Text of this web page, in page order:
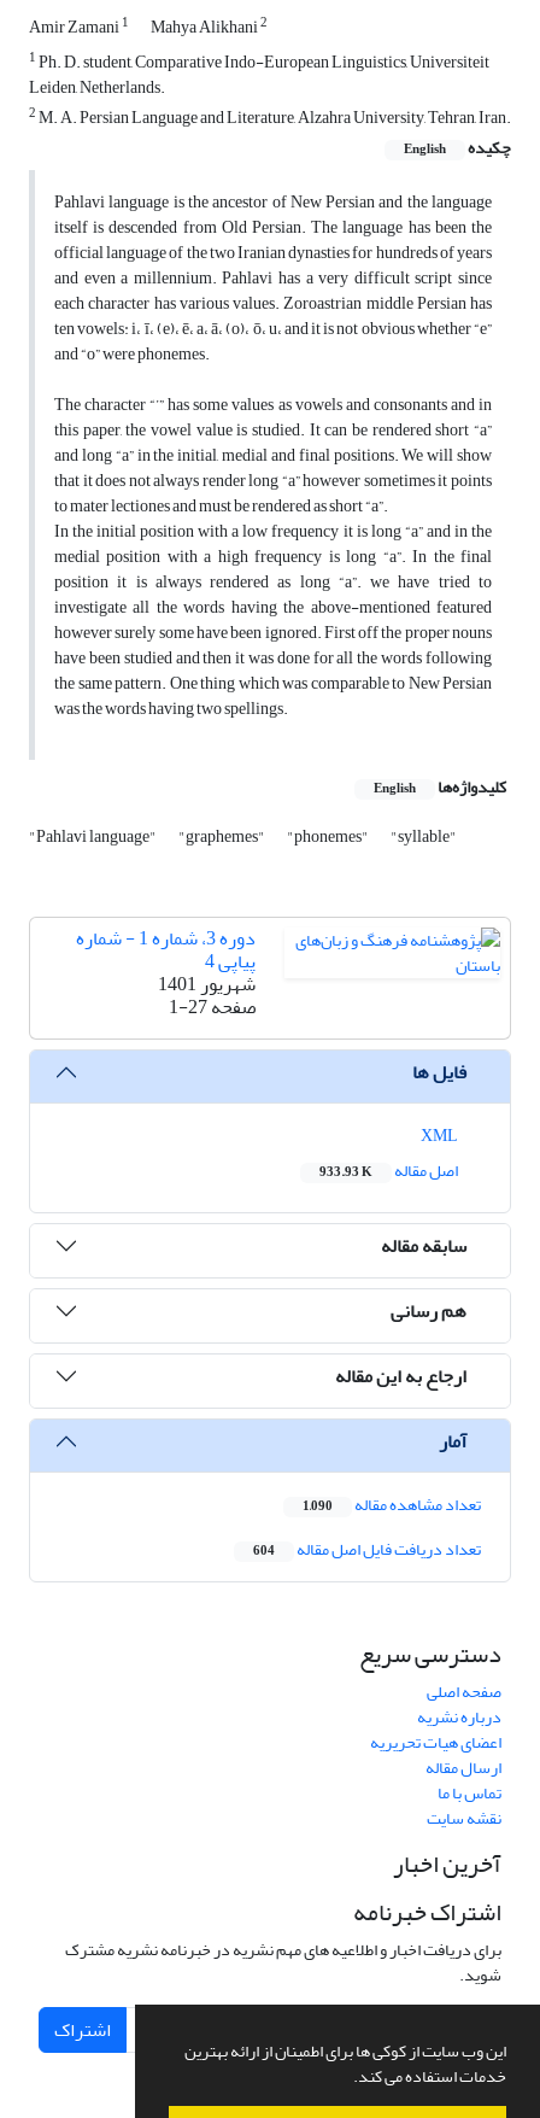
این وب سایت از کوکی ها برای اطمینان از ارائه بهترین
خدمات استفاده می کند.
Amir Zamani1 Mahya Alikhani2
1Ph. D. student, Comparative Indo-European Linguistics, Universiteit
Leiden, Netherlands.
2M. A. Persian Language and Literature, Alzahra University, Tehran, Iran.
چکیده
English
Pahlavi language is the ancestor of New Persian and the language
itself is descended from Old Persian. The language has been the
official language of the two Iranian dynasties for hundreds of years
and even a millennium. Pahlavi has a very difficult script since
each character has various values. Zoroastrian middle Persian has
ten vowels: i، ī، (e)، ē، a، ā، (o)، ō، u، and it is not obvious whether “e”
and “o” were phonemes.
The character “’” has some values as vowels and consonants and in
this paper, the vowel value is studied. It can be rendered short “a”
and long “a” in the initial, medial and final positions. We will show
that it does not always render long “a” however sometimes it points
to mater lectiones and must be rendered as short “a”.
In the initial position with a low frequency it is long “a” and in the
medial position with a high frequency is long “a”. In the final
position it is always rendered as long “a”. we have tried to
investigate all the words having the above-mentioned featured
however surely some have been ignored. First off the proper nouns
have been studied and then it was done for all the words following
the same pattern. One thing which was comparable to New Persian
was the words having two spellings.
کلیدواژه‌ها English
"Pahlavi language" "graphemes" "phonemes" "syllable"
دوره 3، شماره 1 - شماره
پیاپی 4
شهریور 1401
صفحه1-27
فایل ها
اصل مقاله
933.93 K
سابقه مقاله
هم رسانی
ارجاع به این مقاله
آمار
تعداد مشاهده مقاله 1,090
تعداد دریافت فایل اصل مقاله 604
دسترسی سریع
صفحه اصلی
درباره نشریه
اعضای هیات تحریریه
ارسال مقاله
تماس با ما
نقشه سایت
آخرین اخبار
اشتراک خبرنامه
برای دریافت اخبار و اطلاعیه های مهم نشریه در خبرنامه نشریه مشترک
شوید.
اشتراک